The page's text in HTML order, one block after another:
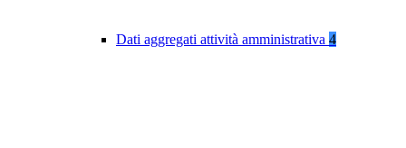
Dati aggregati attività amministrativa 4